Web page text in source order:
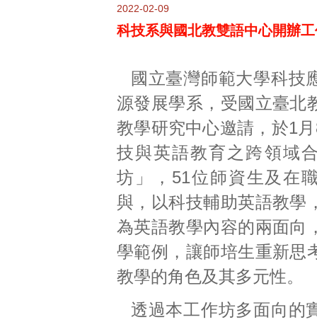
2022-02-09
科技系與國北教雙語中心開辦
國立臺灣師範大學科技
源發展學系，受國立臺北
教學研究中心邀請，於1
技與英語教育之跨領域
坊」，51位師資生及在
與，以科技輔助英語教學
為英語教學內容的兩面向
學範例，讓師培生重新思
教學的角色及其多元性。
透過本工作坊多面向的